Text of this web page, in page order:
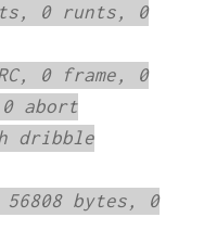
0 runts, 0
0 frame, 0
abort
dribble
bytes, 0